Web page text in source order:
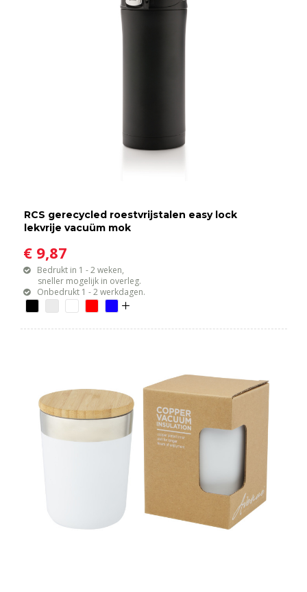
RCS gerecycled roestvrijstalen easy lock
lekvrije vacuüm mok
€ 9,87
Bedrukt in 1 - 2 weken,
sneller mogelijk in overleg.
Onbedrukt 1 - 2 werkdagen.